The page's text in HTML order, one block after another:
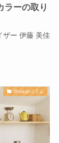
ラーの取り
ザー 伊藤 美佳
Sheageコラム